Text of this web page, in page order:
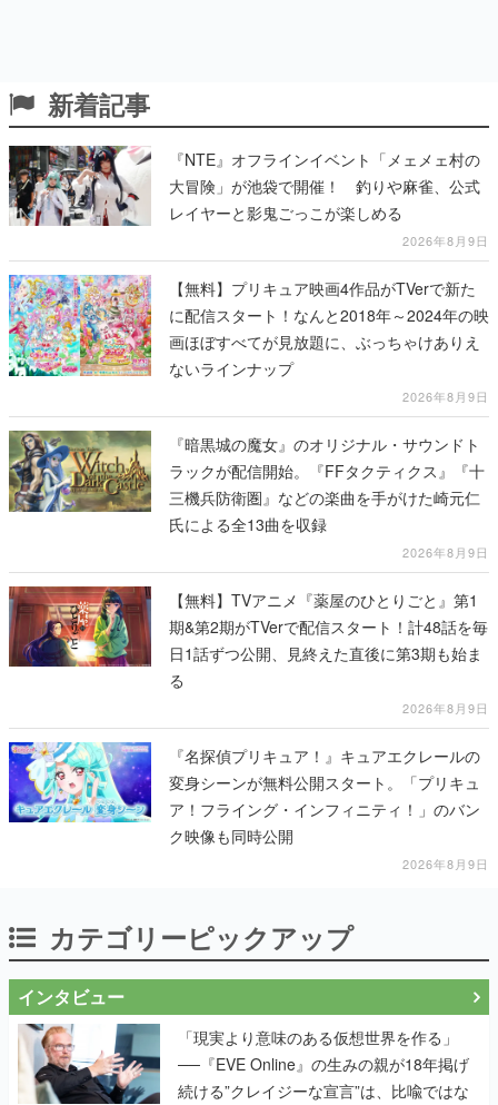
新着記事
『NTE』オフラインイベント「メェメェ村の
大冒険」が池袋で開催！ 釣りや麻雀、公式
レイヤーと影鬼ごっこが楽しめる
2026年8月9日
【無料】プリキュア映画4作品がTVerで新た
に配信スタート！なんと2018年～2024年の映
画ほぼすべてが見放題に、ぶっちゃけありえ
ないラインナップ
2026年8月9日
『暗黒城の魔女』のオリジナル・サウンドト
ラックが配信開始。『FFタクティクス』『十
三機兵防衛圏』などの楽曲を手がけた崎元仁
氏による全13曲を収録
2026年8月9日
【無料】TVアニメ『薬屋のひとりごと』第1
期&第2期がTVerで配信スタート！計48話を毎
日1話ずつ公開、見終えた直後に第3期も始ま
る
2026年8月9日
『名探偵プリキュア！』キュアエクレールの
変身シーンが無料公開スタート。「プリキュ
ア！フライング・インフィニティ！」のバン
ク映像も同時公開
2026年8月9日
カテゴリーピックアップ
インタビュー
「現実より意味のある仮想世界を作る」
──『EVE Online』の生みの親が18年掲げ
続ける”クレイジーな宣言”は、比喩ではな